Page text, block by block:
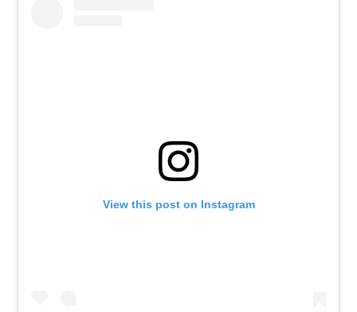
View this post on Instagram